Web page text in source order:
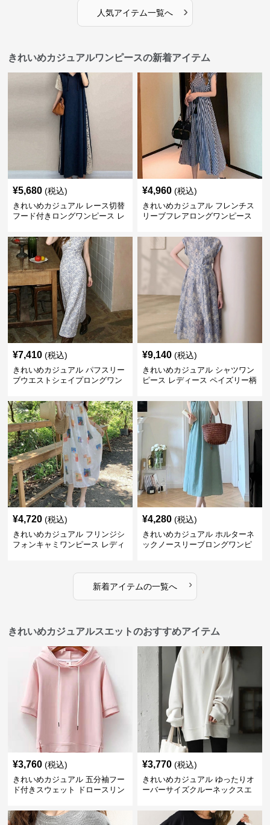
人気アイテム一覧へ ›
きれいめカジュアルワンピースの新着アイテム
¥5,680 (税込)
きれいめカジュアル レース切替
フード付きロングワンピース レ
大人ナチュラル 夏コーデ
¥4,960 (税込)
きれいめカジュアル フレンチス
リーブフレアロングワンピース
人ナチュラル ゆったり大きいサ
イズ 夏ワンピ
¥7,410 (税込)
きれいめカジュアル パフスリー
ブウエストシェイプロングワン
ブルー花柄 レトロ夏ワンピ
¥9,140 (税込)
きれいめカジュアル シャツワン
ピース レディース ペイズリー柄
レンチ風 大人ナチュラル
¥4,720 (税込)
きれいめカジュアル フリンジシ
フォンキャミワンピース レディ
¥4,280 (税込)
きれいめカジュアル ホルターネ
ックノースリーブロングワンピ
チ風 夏 大人フェミニン
新着アイテムの一覧へ ›
きれいめカジュアルスエットのおすすめアイテム
¥3,760 (税込)
きれいめカジュアル 五分袖フー
ド付きスウェット ドロースリン
¥3,770 (税込)
きれいめカジュアル ゆったりオ
ーバーサイズクルーネックスエ